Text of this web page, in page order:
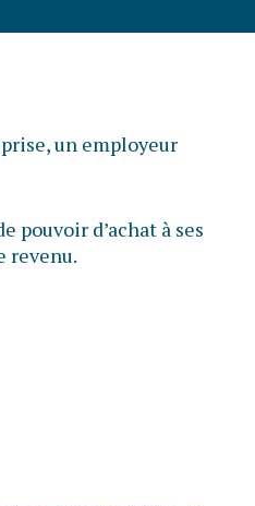
un employeur
pouvoir d’achat à ses
revenu.